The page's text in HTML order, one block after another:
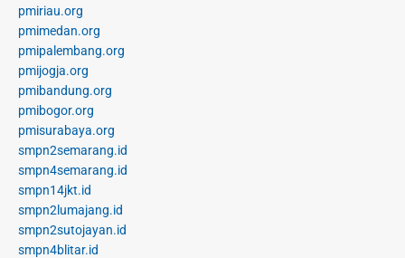
pmiriau.org
pmimedan.org
pmipalembang.org
pmijogja.org
pmibandung.org
pmibogor.org
pmisurabaya.org
smpn2semarang.id
smpn4semarang.id
smpn14jkt.id
smpn2lumajang.id
smpn2sutojayan.id
smpn4blitar.id